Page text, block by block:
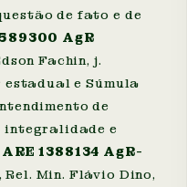
de fato e de
AgR
Fachin, j.
estadual e Súmula
de
integralidade e
ARE 1388134 AgR-
Min. Flávio Dino,